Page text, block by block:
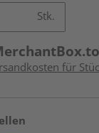
Stk.
für